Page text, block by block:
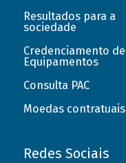
Resultados para a
sociedade
Credenciamento de
Equipamentos
Consulta PAC
Moedas contratuais
Redes Sociais